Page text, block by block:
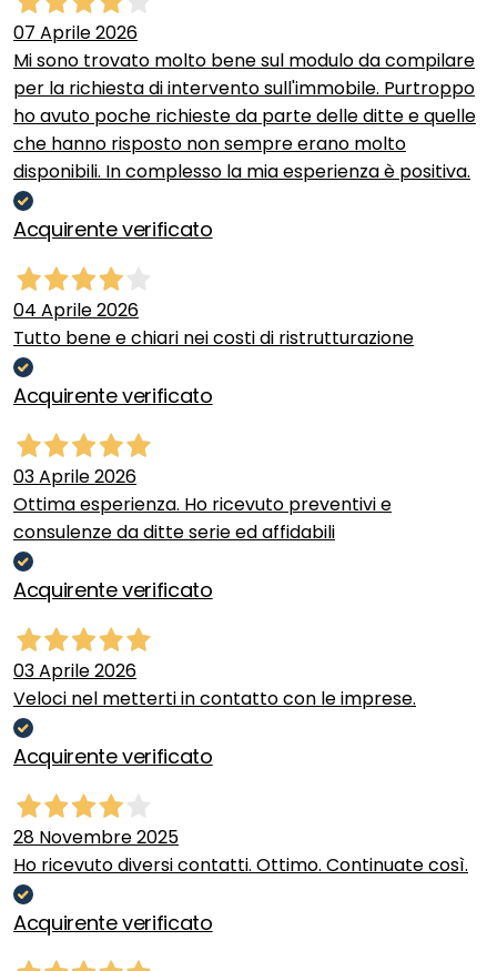
07 Aprile 2026
Mi sono trovato molto bene sul modulo da compilare
per la richiesta di intervento sull'immobile. Purtroppo
ho avuto poche richieste da parte delle ditte e quelle
che hanno risposto non sempre erano molto
disponibili. In complesso la mia esperienza è positiva.
Acquirente verificato
04 Aprile 2026
Tutto bene e chiari nei costi di ristrutturazione
Acquirente verificato
03 Aprile 2026
Ottima esperienza. Ho ricevuto preventivi e
consulenze da ditte serie ed affidabili
Acquirente verificato
03 Aprile 2026
Veloci nel metterti in contatto con le imprese.
Acquirente verificato
28 Novembre 2025
Ho ricevuto diversi contatti. Ottimo. Continuate così.
Acquirente verificato